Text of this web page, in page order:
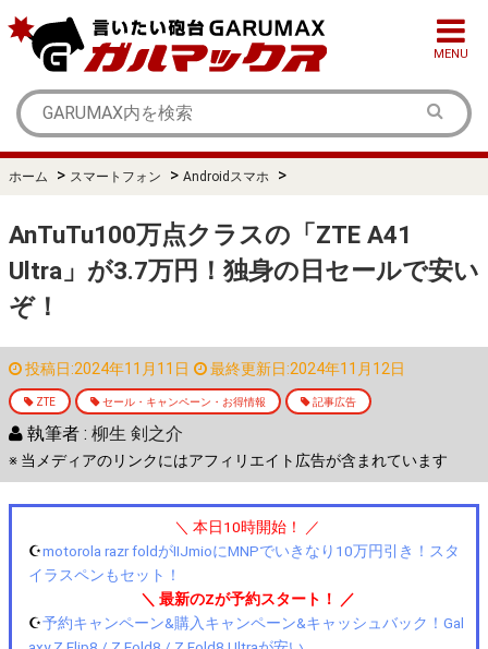
MENU
ホーム > スマートフォン > Androidスマホ >
AnTuTu100万点クラスの「ZTE A41
Ultra」が3.7万円！独身の日セールで安い
ぞ！
投稿日:2024年11月11日 最終更新日:2024年11月12日
ZTE セール・キャンペーン・お得情報 記事広告
執筆者 : 柳生 剣之介
※ 当メディアのリンクにはアフィリエイト広告が含まれています
＼ 本日10時開始！ ／
☪️motorola razr foldがIIJmioにMNPでいきなり10万円引き！スタ
イラスペンもセット！
＼ 最新のZが予約スタート！ ／
☪️予約キャンペーン&購入キャンペーン&キャッシュバック！Gal